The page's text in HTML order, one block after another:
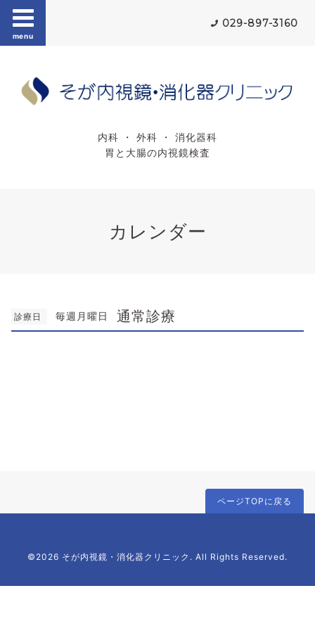
menu
029-897-3160
内科 ・ 外科 ・ 消化器科
胃と大腸の内視鏡検査
カレンダー
診療日 毎週月曜日 通常診療
ページTOPに戻る
©2026 そが内視鏡・消化器クリニック. All Rights Reserved.